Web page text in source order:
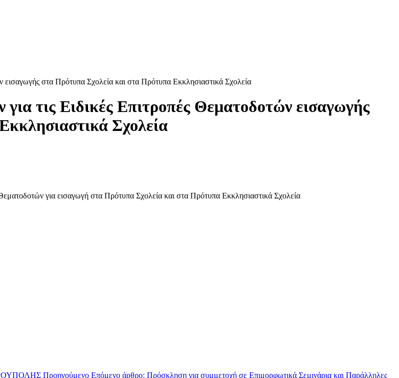
εισαγωγής στα Πρότυπα Σχολεία και στα Πρότυπα Εκκλησιαστικά Σχολεία
τις Ειδικές Επιτροπές Θεματοδοτών εισαγωγής
Σχολεία
για εισαγωγή στα Πρότυπα Σχολεία και στα Πρότυπα Εκκλησιαστικά Σχολεία
Προηγούμενο Επόμενο άρθρο: Πρόσκληση για συμμετοχή σε Επιμορφωτικά Σεμινάρια και Παράλληλες